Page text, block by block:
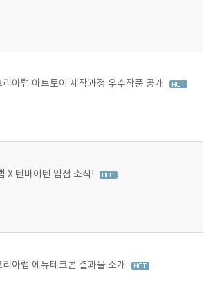
아랩 아트토이 제작과정 우수작품 공개
X 텐바이텐 입점 소식!
아랩 에듀테크콘 결과물 소개